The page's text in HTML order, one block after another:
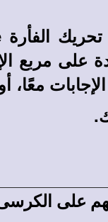
الفأرة
على مربع
معًا، أو
على